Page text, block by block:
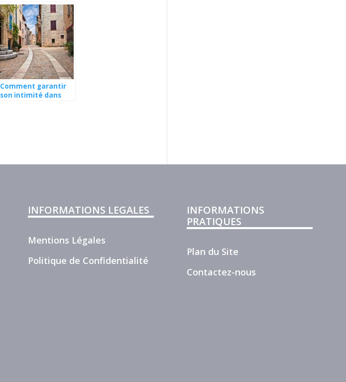
Comment garantir
son intimité dans
INFORMATIONS LEGALES
Mentions Légales
Politique de Confidentialité
INFORMATIONS
PRATIQUES
Plan du Site
Contactez-nous